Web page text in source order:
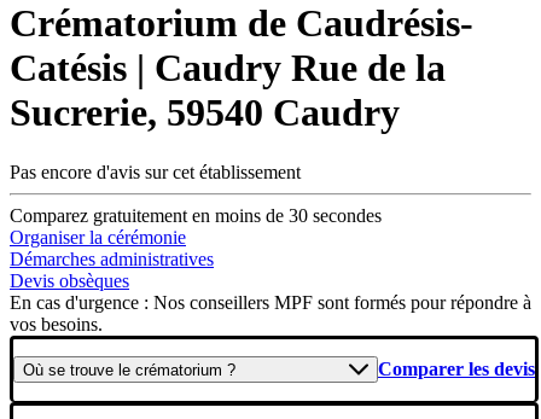
Crématorium de Caudrésis-
Catésis | Caudry Rue de la
Sucrerie, 59540 Caudry
Pas encore d'avis sur cet établissement
Comparez gratuitement en moins de 30 secondes
Organiser la cérémonie
Démarches administratives
Devis obsèques
En cas d'urgence : Nos conseillers MPF sont formés pour répondre à
vos besoins.
Où se trouve le crématorium ? Comparer les devis